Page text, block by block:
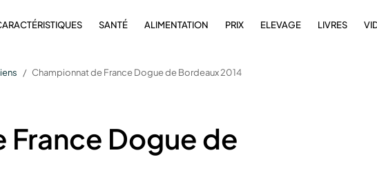
SANTÉ ALIMENTATION PRIX ELEVAGE LIVRES
Championnat de France Dogue de Bordeaux 2014
Dogue de